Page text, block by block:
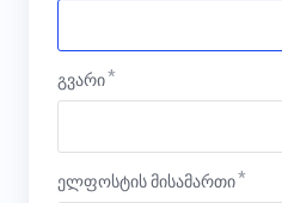
გვარი
ელფოსტის მისამართი